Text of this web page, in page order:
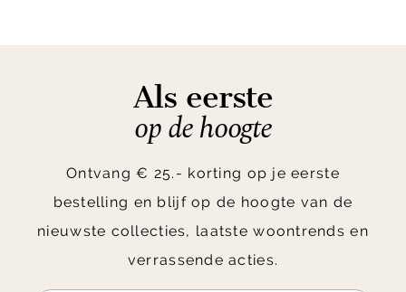
Als eerste
op de hoogte
Ontvang € 25.- korting op je eerste
bestelling en blijf op de hoogte van de
nieuwste collecties, laatste woontrends en
verrassende acties.